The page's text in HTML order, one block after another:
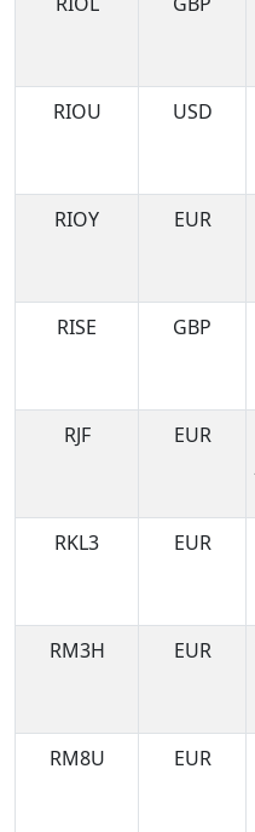
RIOU
USD
RIOY
EUR
RISE
GBP
RJF
EUR
RKL3
EUR
RM3H
EUR
RM8U
EUR